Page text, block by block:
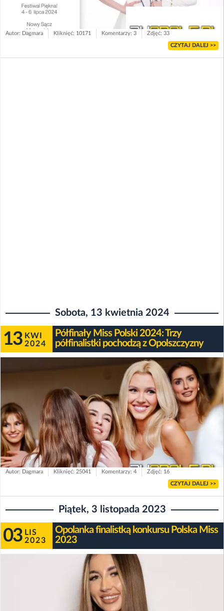
Autor: Dagmara Kliknięć: 10171 Komentarzy: 3 Zdjęć: 33
CZYTAJ DALEJ >>
Sobota, 13 kwietnia 2024
13 KWI
2024
Półfinały Miss Polski 2024: Trzy
półfinalistki pochodzą z Opolszczyzny
Autor: Dagmara Kliknięć: 25041 Komentarzy: 4 Zdjęć: 16
CZYTAJ DALEJ >>
Piątek, 3 listopada 2023
03 LIS
2023
Opolanka finalistką konkursu Polska Miss
2023